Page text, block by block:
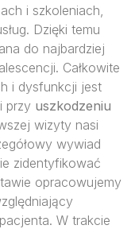
i szkoleniach,
Dzięki temu
do najbardziej
Całkowite
i dysfunkcji jest
przy uszkodzeniu
wizyty nasi
wywiad
zidentyfikować
opracowujemy
W trakcie